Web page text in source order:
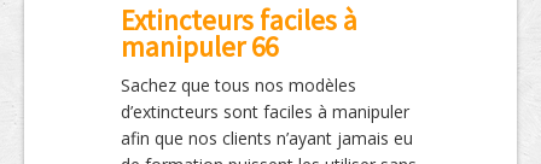
Extincteurs faciles à
manipuler 66
Sachez que tous nos modèles
d’extincteurs sont faciles à manipuler
afin que nos clients n’ayant jamais eu